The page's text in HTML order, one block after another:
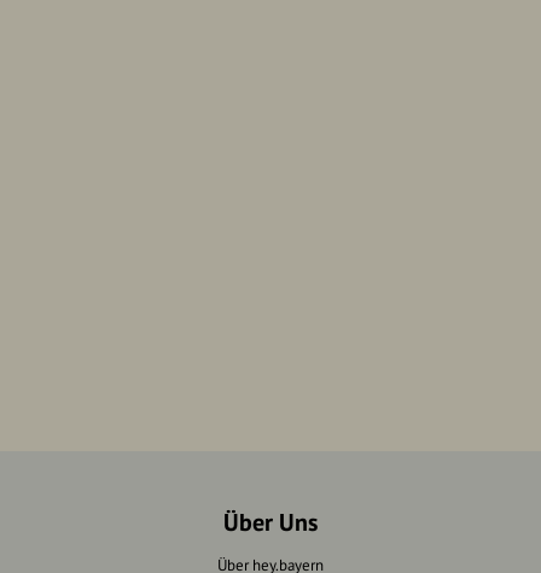
Über Uns
Über hey.bayern